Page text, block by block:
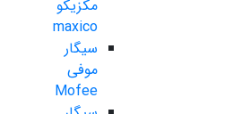
مکزیکو
maxico
سیگار
موفی
Mofee